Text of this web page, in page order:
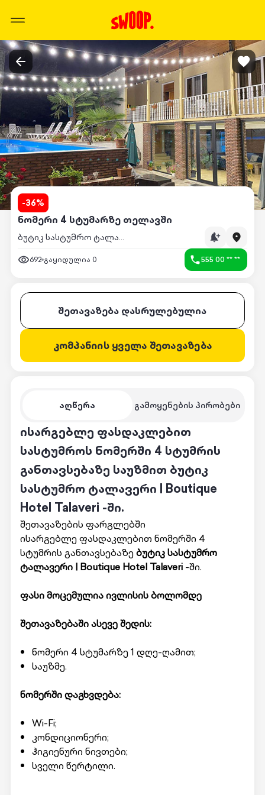
-36%
ნომერი 4 სტუმარზე თელავში
ბუტიკ სასტუმრო ტალავერი
692 გაყიდულია 0 555 00 ** **
აღწერა გამოყენების პირობები
ისარგებლე ფასდაკლებით
სასტუმროს ნომერში 4 სტუმრის
განთავსებაზე საუზმით ბუტიკ
სასტუმრო ტალავერი | Boutique
Hotel Talaveri -ში.
შეთავაზების ფარგლებში
ისარგებლე ფასდაკლებით ნომერში 4
სტუმრის განთავსებაზებუტიკ სასტუმრო
ტალავერი | Boutique Hotel Talaveri-ში.
ფასი მოცემულია ივლისის ბოლომდე
შეთავაზებაში ასევე შედის:
ნომერი 4 სტუმარზე 1 დღე-ღამით;
საუზმე.
ნომერში დაგხვდება:
Wi-Fi;
კონდიციონერი;
ჰიგიენური ნივთები;
სველი წერტილი.
შეთავაზება დასრულებულია
კომპანიის ყველა შეთავაზება